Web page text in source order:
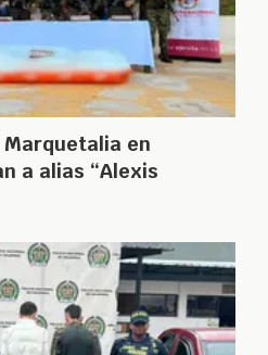
Marquetalia en
a alias “Alexis